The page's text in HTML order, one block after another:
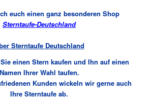
euch einen ganz besonderen Shop
Sterntaufe-Deutschland
Sterntaufe Deutschland
einen Stern kaufen und Ihn auf einen
Namen Ihrer Wahl taufen.
Kunden wickeln wir gerne auch
Ihre Sterntaufe ab.